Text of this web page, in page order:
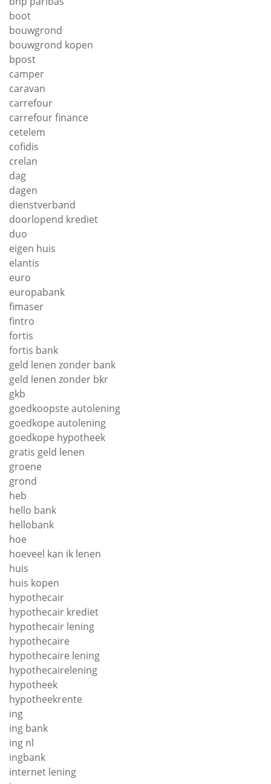
boot
bouwgrond
bouwgrond kopen
bpost
camper
caravan
carrefour
carrefour finance
cetelem
cofidis
crelan
dag
dagen
dienstverband
doorlopend krediet
duo
eigen huis
elantis
euro
europabank
fimaser
fintro
fortis
fortis bank
geld lenen zonder bank
geld lenen zonder bkr
gkb
goedkoopste autolening
goedkope autolening
goedkope hypotheek
gratis geld lenen
groene
grond
heb
hello bank
hellobank
hoe
hoeveel kan ik lenen
huis
huis kopen
hypothecair
hypothecair krediet
hypothecair lening
hypothecaire
hypothecaire lening
hypothecairelening
hypotheek
hypotheekrente
ing
ing bank
ing nl
ingbank
internet lening